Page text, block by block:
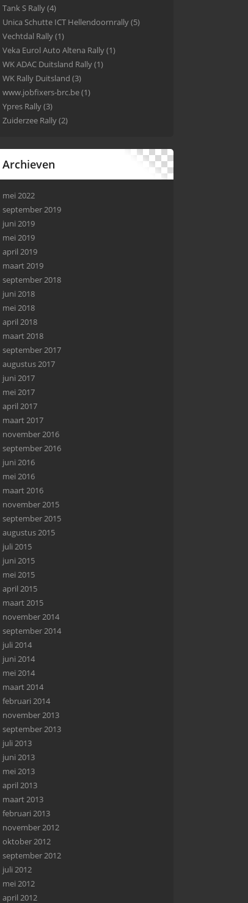
Tank S Rally(4)
Unica Schutte ICT Hellendoornrally(5)
Vechtdal Rally(1)
Veka Eurol Auto Altena Rally(1)
WK ADAC Duitsland Rally(1)
WK Rally Duitsland (3)
www.jobfixers-brc.be(1)
Ypres Rally(3)
Zuiderzee Rally(2)
Archieven
mei 2022
september 2019
juni 2019
mei 2019
april 2019
maart 2019
september 2018
juni 2018
mei 2018
april 2018
maart 2018
september 2017
augustus 2017
juni 2017
mei 2017
april 2017
maart 2017
november 2016
september 2016
juni 2016
mei 2016
maart 2016
november 2015
september 2015
augustus 2015
juli 2015
juni 2015
mei 2015
april 2015
maart 2015
november 2014
september 2014
juli 2014
juni 2014
mei 2014
maart 2014
februari 2014
november 2013
september 2013
juli 2013
juni 2013
mei 2013
april 2013
maart 2013
februari 2013
november 2012
oktober 2012
september 2012
juli 2012
mei 2012
april 2012